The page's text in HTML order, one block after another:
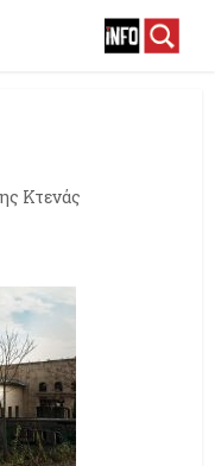
Κτενάς